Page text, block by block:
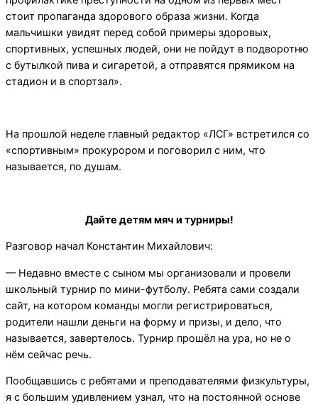
стоит пропаганда здорового образа жизни. Когда
мальчишки увидят перед собой примеры здоровых,
спортивных, успешных людей, они не пойдут в подворотню
с бутылкой пива и сигаретой, а отправятся прямиком на
стадион и в спортзал».
На прошлой неделе главный редактор «ЛСГ» встретился со
«спортивным» прокурором и поговорил с ним, что
называется, по душам.
Дайте детям мяч и турниры!
Разговор начал Константин Михайлович:
— Недавно вместе с сыном мы организовали и провели
школьный турнир по мини-футболу. Ребята сами создали
сайт, на котором команды могли регистрироваться,
родители нашли деньги на форму и призы, и дело, что
называется, завертелось. Турнир прошёл на ура, но не о
нём сейчас речь.
Пообщавшись с ребятами и преподавателями физкультуры,
я с большим удивлением узнал, что на постоянной основе